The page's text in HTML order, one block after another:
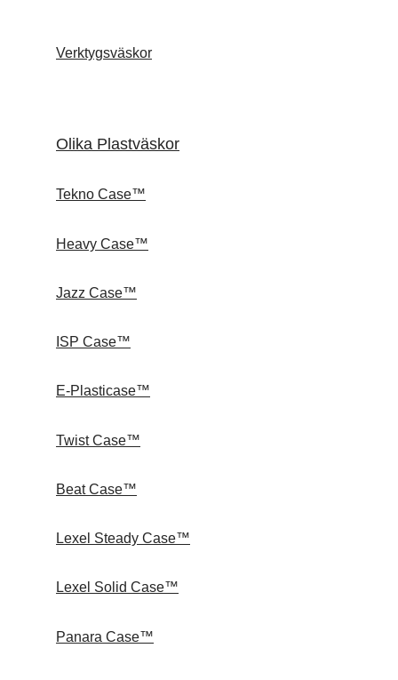
Verktygsväskor
Olika Plastväskor
Tekno Case™
Heavy Case™
Jazz Case™
ISP Case™
E-Plasticase™
Twist Case™
Beat Case™
Lexel Steady Case™
Lexel Solid Case™
Panara Case™